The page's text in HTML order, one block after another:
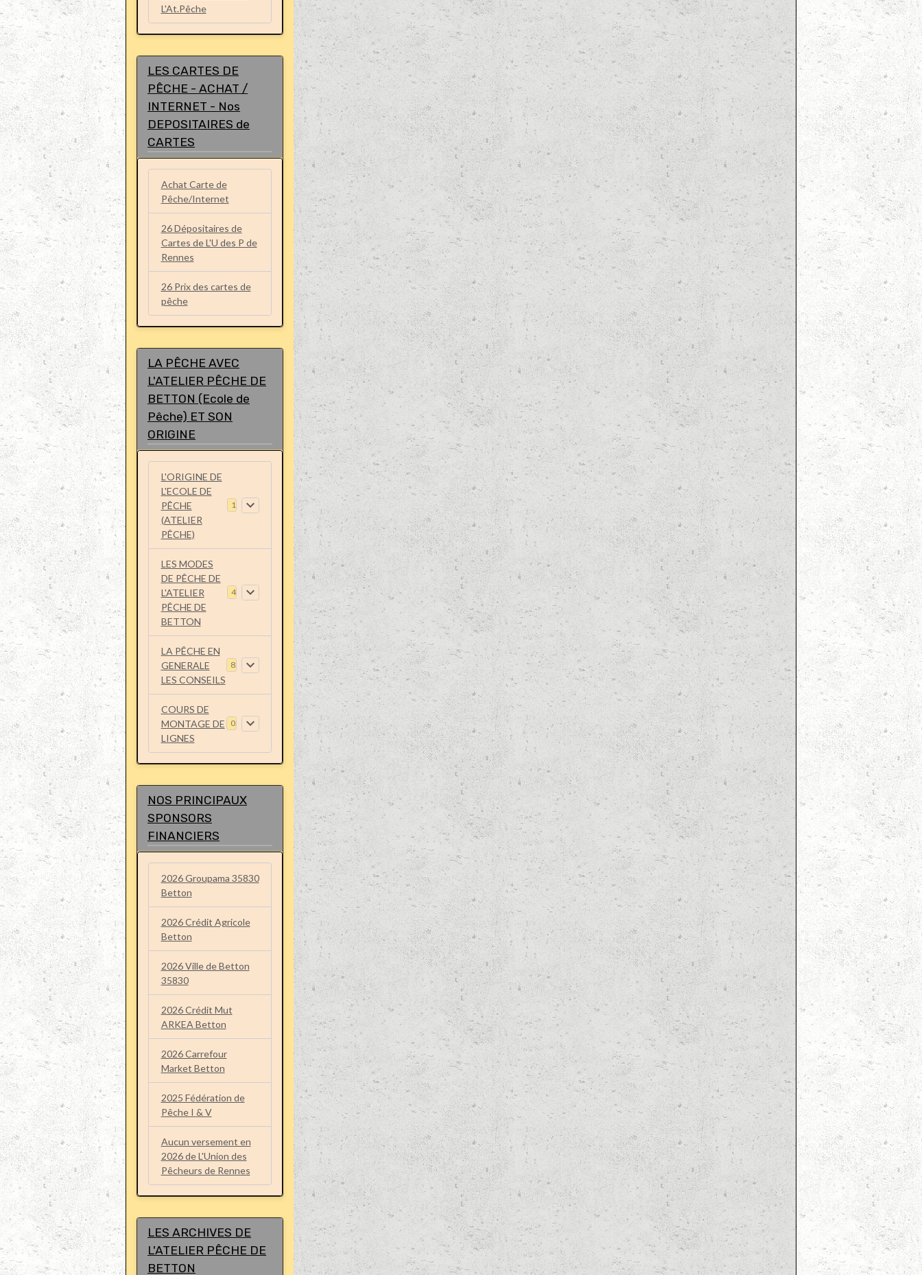
L'At.Pêche
LES CARTES DE
PÊCHE - ACHAT /
INTERNET - Nos
DEPOSITAIRES de
CARTES
Achat Carte de
Pêche/Internet
26 Dépositaires de
Cartes de L'U des P de
Rennes
26 Prix des cartes de
pêche
LA PÊCHE AVEC
L'ATELIER PÊCHE DE
BETTON (Ecole de
Pêche) ET SON
ORIGINE
L'ORIGINE DE
L'ECOLE DE
PÊCHE
(ATELIER
PÊCHE)
1
LES MODES
DE PÊCHE DE
L'ATELIER
PÊCHE DE
BETTON
4
LA PÊCHE EN
GENERALE
LES CONSEILS
8
COURS DE
MONTAGE DE
LIGNES
0
NOS PRINCIPAUX
SPONSORS
FINANCIERS
2026 Groupama 35830
Betton
2026 Crédit Agricole
Betton
2026 Ville de Betton
35830
2026 Crédit Mut
ARKEA Betton
2026 Carrefour
Market Betton
2025 Fédération de
Pêche I & V
Aucun versement en
2026 de L'Union des
Pêcheurs de Rennes
LES ARCHIVES DE
L'ATELIER PÊCHE DE
BETTON